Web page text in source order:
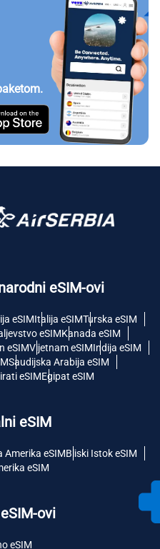
eSIM-ovi
eSIMItalija eSIMTurska eSIM
eSIMKanada eSIM
eSIMVijetnam eSIMIndija eSIM
Saudijska Arabija eSIM
eSIMEgipat eSIM
eSIM
Amerika eSIMBliski Istok eSIM
eSIM
ovi
eSIM